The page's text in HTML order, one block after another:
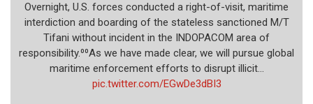
Overnight, U.S. forces conducted a right-of-visit, maritime
interdiction and boarding of the stateless sanctioned M/T
Tifani without incident in the INDOPACOM area of
responsibility.⁰⁰As we have made clear, we will pursue global
maritime enforcement efforts to disrupt illicit…
pic.twitter.com/EGwDe3dBI3